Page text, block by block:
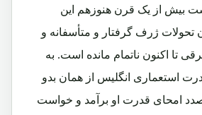
بیش از یک قرن هنوزهم این
تحولات ژرف گرفتار و متأسفانه و
تا اکنون ناتمام مانده است. به
استعماری انگلیس از همان بدو
امحای قدرت او برآمد و خواست